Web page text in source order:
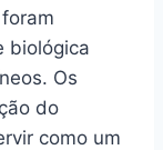
biológica
Os
do
como um